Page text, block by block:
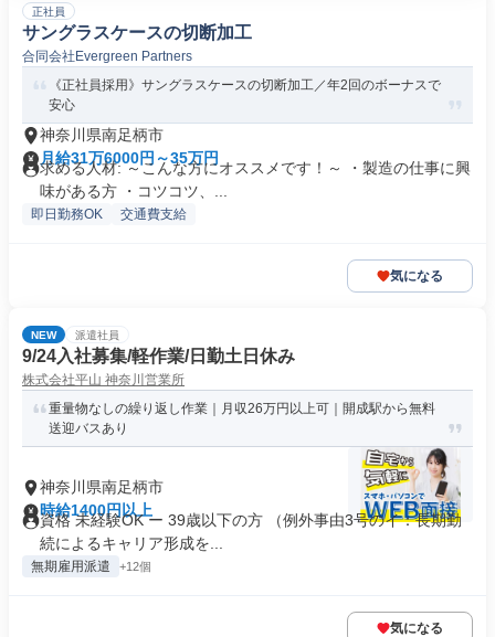
正社員
サングラスケースの切断加工
合同会社Evergreen Partners
《正社員採用》サングラスケースの切断加工／年2回のボーナスで
安心
神奈川県南足柄市
月給31万6000円～35万円
求める人材: ～こんな方にオススメです！～ ・製造の仕事に興
味がある方 ・コツコツ、...
即日勤務OK 交通費支給
気になる
NEW 派遣社員
9/24入社募集/軽作業/日勤土日休み
株式会社平山 神奈川営業所
重量物なしの繰り返し作業｜月収26万円以上可｜開成駅から無料
送迎バスあり
神奈川県南足柄市
時給1400円以上
資格 未経験OK ー 39歳以下の方 （例外事由3号のイ：長期勤
続によるキャリア形成を...
無期雇用派遣 +12個
気になる